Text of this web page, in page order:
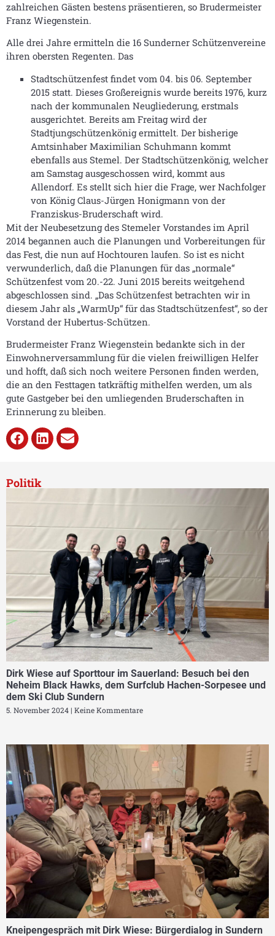
zahlreichen Gästen bestens präsentieren, so Brudermeister
Franz Wiegenstein.
Alle drei Jahre ermitteln die 16 Sunderner Schützenvereine
ihren obersten Regenten. Das
Stadtschützenfest findet vom 04. bis 06. September
2015 statt. Dieses Großereignis wurde bereits 1976, kurz
nach der kommunalen Neugliederung, erstmals
ausgerichtet. Bereits am Freitag wird der
Stadtjungschützenkönig ermittelt. Der bisherige
Amtsinhaber Maximilian Schuhmann kommt
ebenfalls aus Stemel. Der Stadtschützenkönig, welcher
am Samstag ausgeschossen wird, kommt aus
Allendorf. Es stellt sich hier die Frage, wer Nachfolger
von König Claus-Jürgen Honigmann von der
Franziskus-Bruderschaft wird.
Mit der Neubesetzung des Stemeler Vorstandes im April
2014 begannen auch die Planungen und Vorbereitungen für
das Fest, die nun auf Hochtouren laufen. So ist es nicht
verwunderlich, daß die Planungen für das „normale“
Schützenfest vom 20.-22. Juni 2015 bereits weitgehend
abgeschlossen sind. „Das Schützenfest betrachten wir in
diesem Jahr als „WarmUp“ für das Stadtschützenfest“, so der
Vorstand der Hubertus-Schützen.
Brudermeister Franz Wiegenstein bedankte sich in der
Einwohnerversammlung für die vielen freiwilligen Helfer
und hofft, daß sich noch weitere Personen finden werden,
die an den Festtagen tatkräftig mithelfen werden, um als
gute Gastgeber bei den umliegenden Bruderschaften in
Erinnerung zu bleiben.
Politik
Dirk Wiese auf Sporttour im Sauerland: Besuch bei den
Neheim Black Hawks, dem Surfclub Hachen-Sorpesee und
dem Ski Club Sundern
5. November 2024 Keine Kommentare
Kneipengespräch mit Dirk Wiese: Bürgerdialog in Sundern